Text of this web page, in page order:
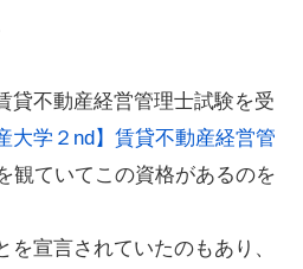
貸不動産経営管理士試験を受
大学２nd】賃貸不動産経営管
観ていてこの資格があるのを
宣言されていたのもあり、